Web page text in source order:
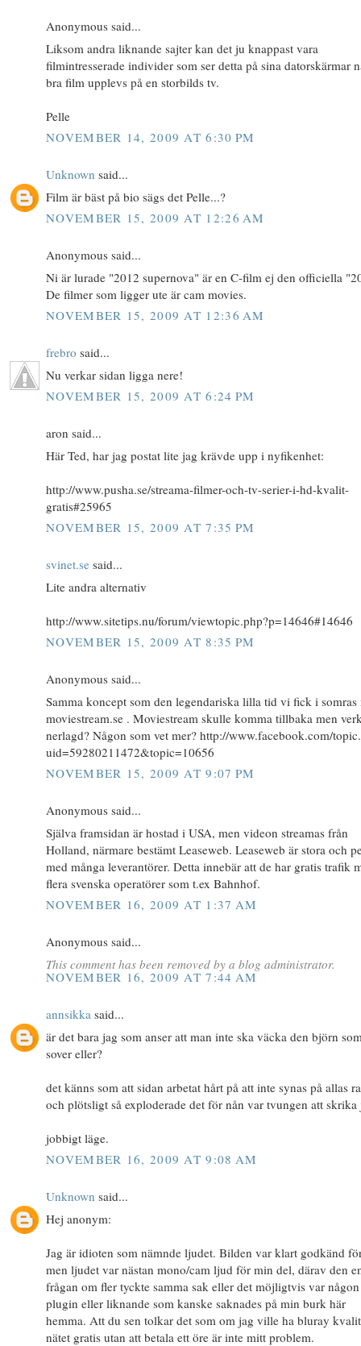
Anonymous said...
Liksom andra liknande sajter kan det ju knappast vara
filmintresserade individer som ser detta på sina datorskärmar
bra film upplevs på en storbilds tv.
Pelle
NOVEMBER 14, 2009 AT 6:30 PM
Unknown said...
Film är bäst på bio sägs det Pelle...?
NOVEMBER 15, 2009 AT 12:26 AM
Anonymous said...
Ni är lurade "2012 supernova" är en C-film ej den officiella
De filmer som ligger ute är cam movies.
NOVEMBER 15, 2009 AT 12:36 AM
frebro said...
Nu verkar sidan ligga nere!
NOVEMBER 15, 2009 AT 6:24 PM
aron said...
Här Ted, har jag postat lite jag krävde upp i nyfikenhet:
http://www.pusha.se/streama-filmer-och-tv-serier-i-hd-kvalit-
gratis#25965
NOVEMBER 15, 2009 AT 7:35 PM
svinet.se said...
Lite andra alternativ
http://www.sitetips.nu/forum/viewtopic.php?p=14646#14646
NOVEMBER 15, 2009 AT 8:35 PM
Anonymous said...
Samma koncept som den legendariska lilla tid vi fick i somras
moviestream.se . Moviestream skulle komma tillbaka men
nerlagd? Någon som vet mer? http://www.facebook.com/
uid=59280211472&topic=10656
NOVEMBER 15, 2009 AT 9:07 PM
Anonymous said...
Själva framsidan är hostad i USA, men videon streamas från
Holland, närmare bestämt Leaseweb. Leaseweb är stora och
med många leverantörer. Detta innebär att de har gratis trafik
flera svenska operatörer som t.ex Bahnhof.
NOVEMBER 16, 2009 AT 1:37 AM
Anonymous said...
This comment has been removed by a blog administrator.
NOVEMBER 16, 2009 AT 7:44 AM
annsikka said...
är det bara jag som anser att man inte ska väcka den björn
sover eller?
det känns som att sidan arbetat hårt på att inte synas på allas
och plötsligt så exploderade det för nån var tvungen att skrika
jobbigt läge.
NOVEMBER 16, 2009 AT 9:08 AM
Unknown said...
Hej anonym:
Jag är idioten som nämnde ljudet. Bilden var klart godkänd
men ljudet var nästan mono/cam ljud för min del, därav den
frågan om fler tyckte samma sak eller det möjligtvis var någon
plugin eller liknande som kanske saknades på min burk här
hemma. Att du sen tolkar det som om jag ville ha bluray
nätet gratis utan att betala ett öre är inte mitt problem.